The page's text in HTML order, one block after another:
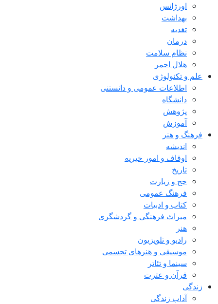
اورژانس
بهداشت
تغدیه
درمان
نظام سلامت
هلال احمر
علم و تکنولوژی
اطلاعات عمومی و دانستنی
دانشگاه
پژوهش
آموزش
فرهنگ و هنر
اندیشه
اوقاف و امور خیریه
تاریخ
حج و زیارت
فرهنگ عمومی
کتاب و ادبیات
میراث فرهنگی و گردشگری
هنر
رادیو و تلویزیون
موسیقی و هنرهای تجسمی
سینما و تئاتر
قرآن و عترت
زندگی
آداب زندگی